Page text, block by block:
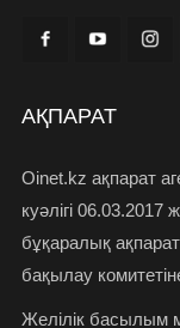
АҚПАРАТ
Oinet.kz ақпарат
куәлігі
бұқаралық
бақылау
Желілік басылым